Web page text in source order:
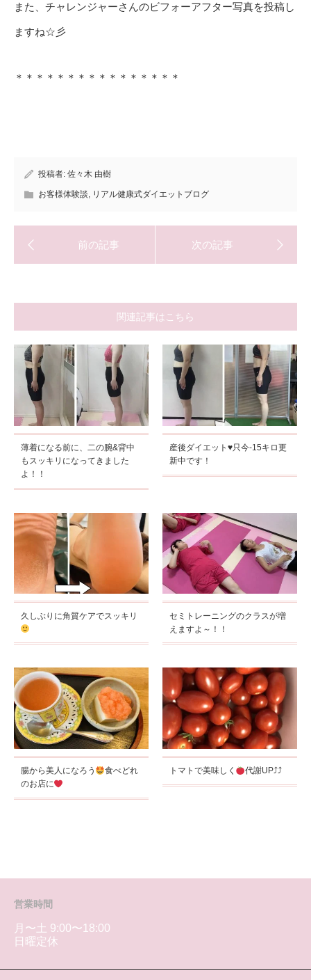
また、チャレンジャーさんのビフォーアフター写真を投稿し
ますね☆彡
＊＊＊＊＊＊＊＊＊＊＊＊＊＊＊＊
投稿者: 佐々木 由樹
お客様体験談, リアル健康式ダイエットブログ
関連記事はこちら
薄着になる前に、二の腕&背中
もスッキリになってきました
よ！！
産後ダイエット♥只今-15キロ更
新中です！
久しぶりに角質ケアでスッキリ
セミトレーニングのクラスが増
えますよ～！！
腸から美人になろう
食べどれ
のお店に
トマトで美味しく 代謝UP⤴︎⤴︎
営業時間
月〜土 9:00〜18:00
日曜定休